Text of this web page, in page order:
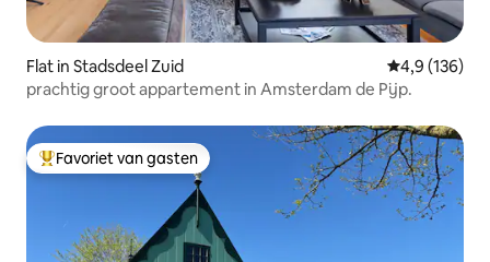
Flat in Stadsdeel Zuid Gemiddelde
4,9 (136)
prachtig groot appartement in Amsterdam de Pijp.
Topfavoriet van gasten
Favoriet van gasten